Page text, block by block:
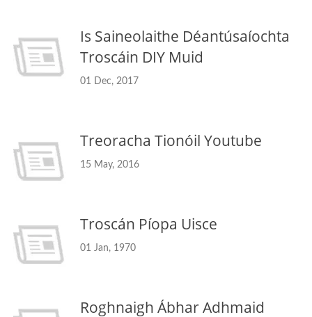
Is Saineolaithe Déantúsaíochta
Troscáin DIY Muid
01 Dec, 2017
Treoracha Tionóil Youtube
15 May, 2016
Troscán Píopa Uisce
01 Jan, 1970
Roghnaigh Ábhar Adhmaid